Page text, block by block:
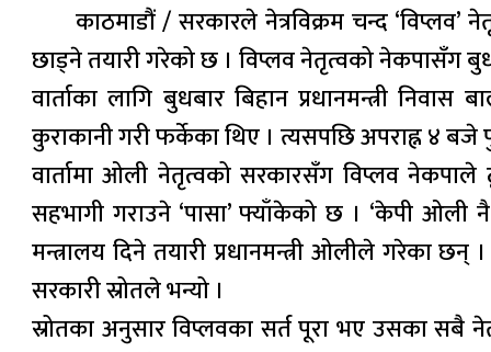
काठमाडौं / सरकारले नेत्रविक्रम चन्द ‘विप्लव’
छाड्ने तयारी गरेको छ । विप्लव नेतृत्वको नेकपासँग
वार्ताका लागि बुधबार बिहान प्रधानमन्त्री
कुराकानी गरी फर्केका थिए । त्यसपछि अपराह्न ४ बजे
वार्तामा ओली नेतृत्वको सरकारसँग विप्लव
सहभागी गराउने ‘पासा’ फ्याँकेको छ । ‘केपी ओली
मन्त्रालय दिने तयारी प्रधानमन्त्री ओलीले गरेका
सरकारी स्रोतले भन्यो ।
स्रोतका अनुसार विप्लवका सर्त पूरा भए उसका सबै